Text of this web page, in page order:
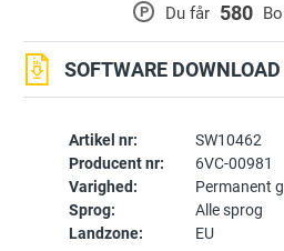
Artikel nr:
SW10462
Producent nr:
6VC-00981
Varighed:
Permanent
Sprog:
Alle sprog
Landzone:
EU
P Du får 580
SOFTWARE